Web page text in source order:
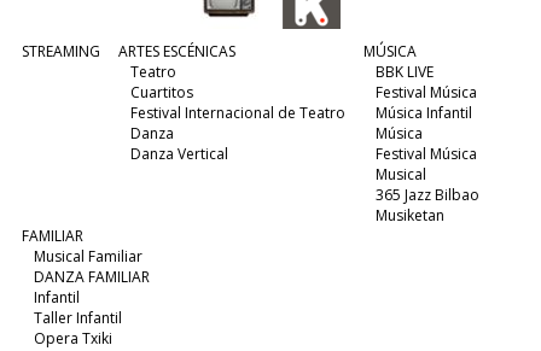
STREAMING
ARTES ESCÉNICAS
Teatro
Cuartitos
Festival Internacional de Teatro
Danza
Danza Vertical
MÚSICA
BBK LIVE
Festival Música
Música Infantil
Música
Festival Música
Musical
365 Jazz Bilbao
Musiketan
FAMILIAR
Musical Familiar
DANZA FAMILIAR
Infantil
Taller Infantil
Opera Txiki